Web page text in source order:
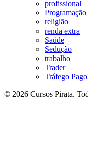
profissional
Programação
religião
renda extra
Saúde
Sedução
trabalho
Trader
Tráfego Pago
© 2026 Cursos Pirata.